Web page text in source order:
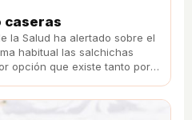
caseras
la Salud ha alertado sobre el
habitual las salchichas
opción que existe tanto por